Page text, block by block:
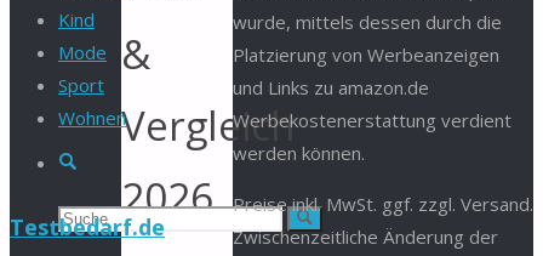
Kind
Mode
Sport
Wohnen
Suche
Suchen Suche
Testbedarf.de
&
Vergleich
2026
wurde, mittels dessen durch die
Platzierung von Werbeanzeigen
und Links zu amazon.de
Werbekostenerstattung verdient
werden können.
Preise inkl. MwSt. ggf. zzgl. Versand.
Zwischenzeitliche Änderung der